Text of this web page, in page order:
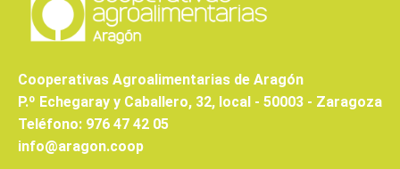
Cooperativas Agroalimentarias de Aragón
P.º Echegaray y Caballero, 32, local - 50003 - Zaragoza
Teléfono: 976 47 42 05
info@aragon.coop